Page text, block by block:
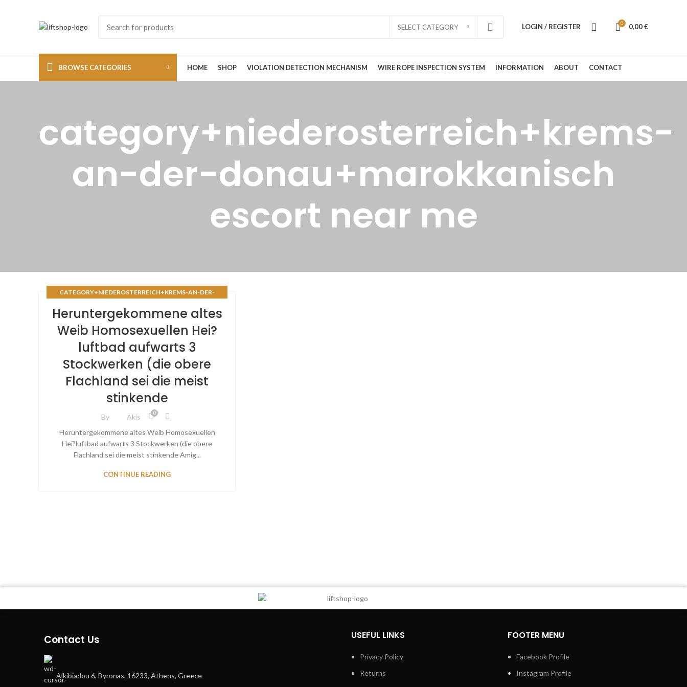
SELECT CATEGORY LOGIN / REGISTER 0 0,00€
BROWSE CATEGORIES HOME SHOP VIOLATION DETECTION MECHANISM WIRE ROPE INSPECTION SYSTEM INFORMATION ABOUT CONTACT
category+niederosterreich+krems-
an-der-donau+marokkanisch
escort near me
CATEGORY+NIEDEROSTERREICH+KREMS-AN-DER-
Heruntergekommene altes
Weib Homosexuellen Hei?
luftbad aufwarts 3
Stockwerken (die obere
Flachland sei die meist
stinkende
By Akis 0
Heruntergekommene altes Weib Homosexuellen
Hei?luftbad aufwarts 3 Stockwerken (die obere
Flachland sei die meist stinkende Amig...
CONTINUE READING
Contact Us
Alkibiadou 6, Byronas, 16233, Athens, Greece
USEFUL LINKS
Privacy Policy
Returns
FOOTER MENU
Facebook Profile
Instagram Profile